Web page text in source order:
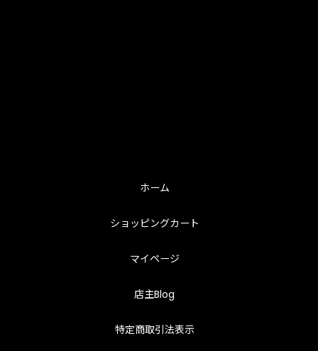
ホーム
ショッピングカート
マイページ
店主Blog
特定商取引法表示